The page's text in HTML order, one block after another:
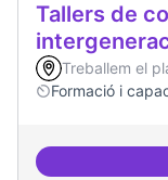
Tallers de
Treballem el
Formació i